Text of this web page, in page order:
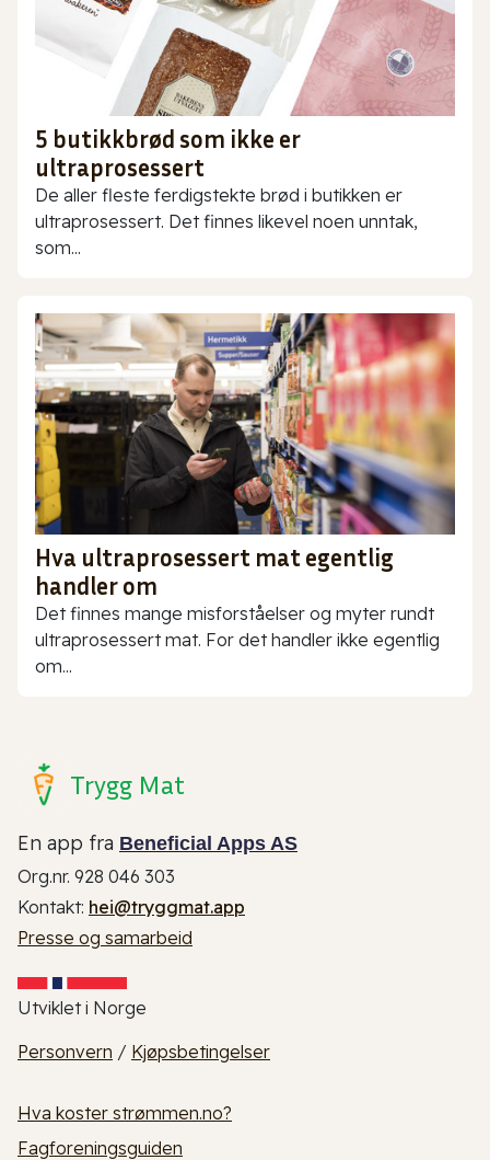
5 butikkbrød som ikke er
ultraprosessert
De aller fleste ferdigstekte brød i butikken er
ultraprosessert. Det finnes likevel noen unntak,
som...
Hva ultraprosessert mat egentlig
handler om
Det finnes mange misforståelser og myter rundt
ultraprosessert mat. For det handler ikke egentlig
om...
Trygg Mat
En app fra Beneficial Apps AS
Org.nr. 928 046 303
Kontakt: hei@tryggmat.app
Presse og samarbeid
Utviklet i Norge
Personvern / Kjøpsbetingelser
Hva koster strømmen.no?
Fagforeningsguiden